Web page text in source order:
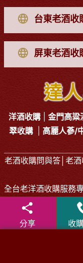
台東老酒收
屏東老酒收
達
洋酒收購 金門高粱
翠收購
高麗人蔘/
老酒收購問與答 老
全台老洋酒收購服務
中部老酒收購中心：
分享 收